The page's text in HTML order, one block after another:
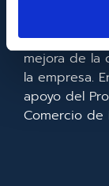
acceso a las
realizado la
mejora de
la empresa.
apoyo del
Comercio de